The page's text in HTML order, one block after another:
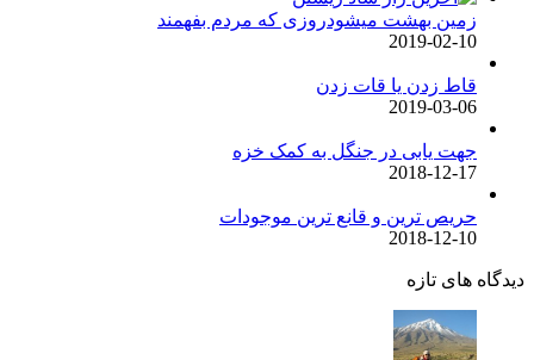
زمین بهشت میشودروزی که مردم بفهمند
2019-02-10
قاط زدن یا قات زدن
2019-03-06
جهت یابی در جنگل به کمک خزه
2018-12-17
حریص ترین و قانع ترین موجودات
2018-12-10
دیدگاه های تازه